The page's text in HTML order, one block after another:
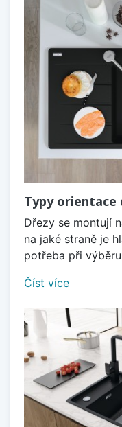
Typy orientace
Dřezy se montují
na jaké straně je
potřeba při
Číst více